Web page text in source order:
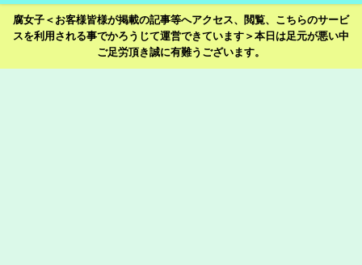
腐女子＜お客様皆様が掲載の記事等へアクセス、閲覧、こちらのサービ
スを利用される事でかろうじて運営できています＞本日は足元が悪い中
ご足労頂き誠に有難うございます。